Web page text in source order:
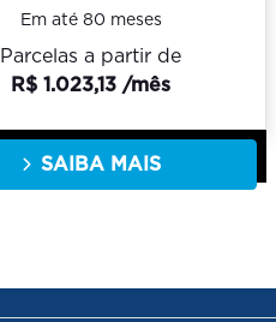
Em até 80 meses
Parcelas a partir de
R$ 1.023,13 /mês
SAIBA MAIS